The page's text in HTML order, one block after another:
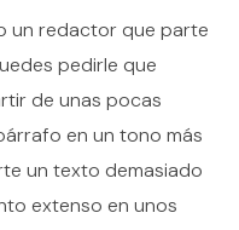
un redactor que parte
pedirle que
de unas pocas
en un tono más
un texto demasiado
extenso en unos